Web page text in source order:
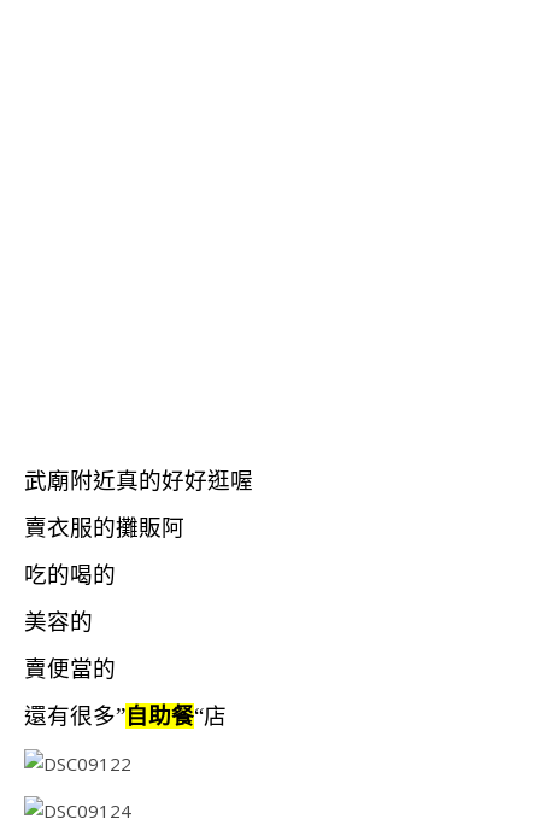
武廟附近真的好好逛喔
賣衣服的攤販阿
吃的喝的
美容的
賣便當的
還有很多”自助餐“店